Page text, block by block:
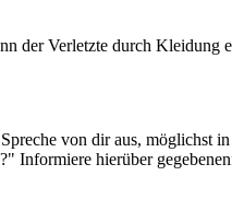
der Verletzte durch
von dir aus, möglichst
hierüber